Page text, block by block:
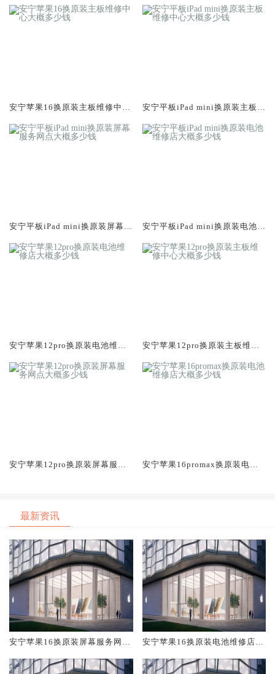
安宁苹果16换原装主板维修中心
安宁平板iPad mini换原装主板维
安宁平板iPad mini换原装屏幕服
安宁平板iPad mini换原装电池维
安宁苹果12pro换原装电池维修
安宁苹果12pro换原装主板维修
安宁苹果12pro换原装屏幕服务
安宁苹果16promax换原装电池
最新资讯
安宁苹果16换原装屏幕服务网点
安宁苹果16换原装电池维修店大